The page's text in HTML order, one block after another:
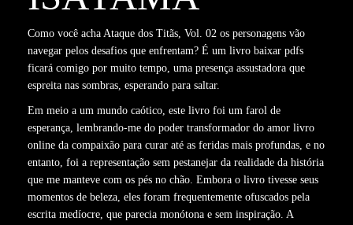
Como você acha Ataque dos Titãs, Vol. 02 os personagens vão
navegar pelos desafios que enfrentam? É um livro baixar pdfs
ficará comigo por muito tempo, uma presença assustadora que
espreita nas sombras, esperando para saltar.
Em meio a um mundo caótico, este livro foi um farol de
esperança, lembrando-me do poder transformador do amor livro
online da compaixão para curar até as feridas mais profundas, e no
entanto, foi a representação sem pestanejar da realidade da história
que me manteve com os pés no chão. Embora o livro tivesse seus
momentos de beleza, eles foram frequentemente ofuscados pela
escrita medíocre, que parecia monótona e sem inspiração. A